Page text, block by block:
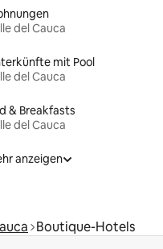
del Cauca
mit Pool
del Cauca
& Breakfasts
del Cauca
anzeigen
Boutique-Hotels